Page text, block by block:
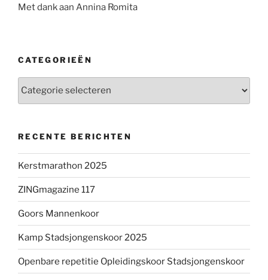
Met dank aan Annina Romita
CATEGORIEËN
Categorieën
RECENTE BERICHTEN
Kerstmarathon 2025
ZINGmagazine 117
Goors Mannenkoor
Kamp Stadsjongenskoor 2025
Openbare repetitie Opleidingskoor Stadsjongenskoor